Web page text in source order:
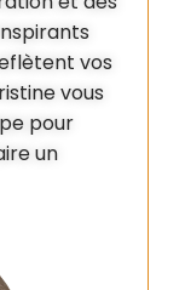
vos
vous
pour
un